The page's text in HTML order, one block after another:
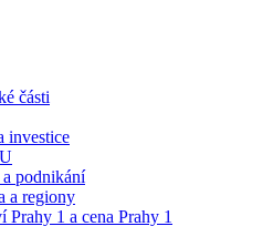
části
investice
podnikání
a regiony
Prahy 1 a cena Prahy 1